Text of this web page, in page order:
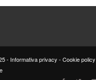
- Informativa privacy - Cookie policy